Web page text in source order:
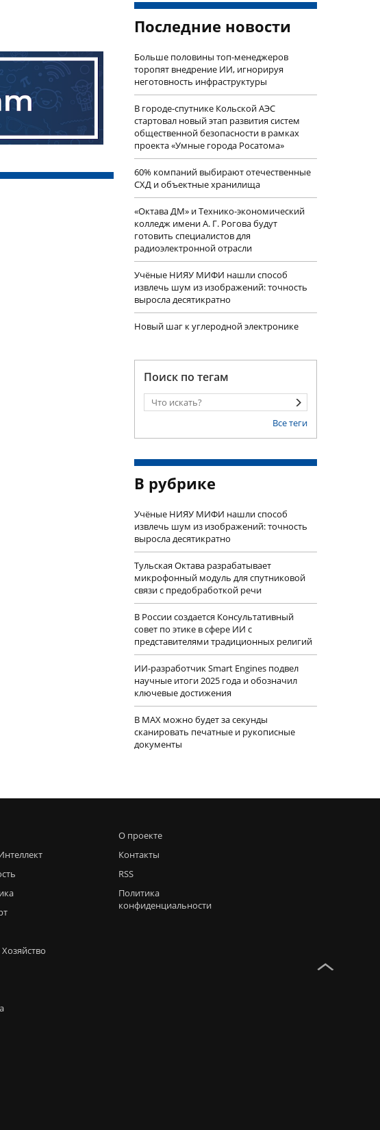
Последние новости
Больше половины топ-менеджеров
торопят внедрение ИИ, игнорируя
неготовность инфраструктуры
В городе-спутнике Кольской АЭС
стартовал новый этап развития систем
общественной безопасности в рамках
проекта «Умные города Росатома»
60% компаний выбирают отечественные
СХД и объектные хранилища
«Октава ДМ» и Технико-экономический
колледж имени А. Г. Рогова будут
готовить специалистов для
радиоэлектронной отрасли
Учëные НИЯУ МИФИ нашли способ
извлечь шум из изображений: точность
выросла десятикратно
Новый шаг к углеродной электронике
Поиск по тегам
Все теги
В рубрике
Учëные НИЯУ МИФИ нашли способ
извлечь шум из изображений: точность
выросла десятикратно
Тульская Октава разрабатывает
микрофонный модуль для спутниковой
связи с предобработкой речи
В России создается Консультативный
совет по этике в сфере ИИ с
представителями традиционных религий
ИИ-разработчик Smart Engines подвел
научные итоги 2025 года и обозначил
ключевые достижения
В MAX можно будет за секунды
сканировать печатные и рукописные
документы
О проекте
Контакты
RSS
Политика
конфиденциальности